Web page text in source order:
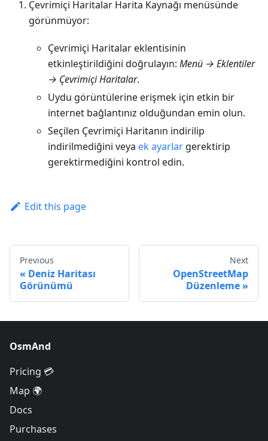
Çevrimiçi Haritalar Harita Kaynağı menüsünde
görünmüyor:
Çevrimiçi Haritalar eklentisinin
etkinleştirildiğini doğrulayın: Menü → Eklentiler
→ Çevrimiçi Haritalar.
Uydu görüntülerine erişmek için etkin bir
internet bağlantınız olduğundan emin olun.
Seçilen Çevrimiçi Haritanın indirilip
indirilmediğini veya ek ayarlar gerektirip
gerektirmediğini kontrol edin.
Edit this page
Previous
Deniz Haritası
Görünümü
Next
OpenStreetMap
Düzenleme
OsmAnd
Pricing 💳
Map 🌍
Docs
Purchases